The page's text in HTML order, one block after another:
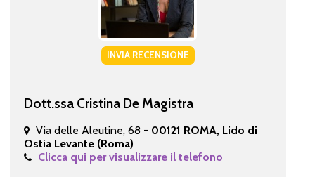
INVIA RECENSIONE
Dott.ssa Cristina De Magistra
Via delle Aleutine, 68 - 00121 ROMA, Lido di
Ostia Levante (Roma)
Clicca qui per visualizzare il telefono